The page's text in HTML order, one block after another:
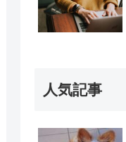
人気記事